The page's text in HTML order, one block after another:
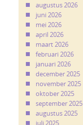
augustus 2026
juni 2026
mei 2026
april 2026
maart 2026
februari 2026
januari 2026
december 2025
november 2025
oktober 2025
september 2025
augustus 2025